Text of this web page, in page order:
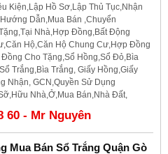
Kiện,Lập Hồ Sơ,Lập Thủ Tục,Nhận
Dẫn,Mua Bán ,Chuyển
Nhà,Hợp Đồng,Bất Động
Hộ,Căn Hộ Chung Cư,Hợp Đồng
Cho Tặng,Sổ Hồng,Sổ Đỏ,Bìa
Trắng,Bìa Trắng, Giấy Hồng,Giấy
Nhận, GCN,Quyền Sử Dụng
Nhà,Ở,Mua Bán,Nhà Đất,
60 - Mr Nguyên
Mua Bán Sổ Trắng Quận Gò